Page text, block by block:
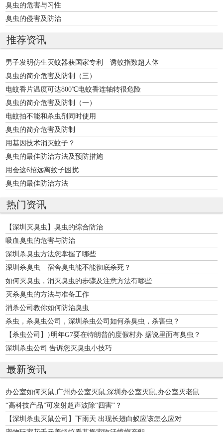
臭虫的危害与习性
臭虫的侵害及防治
推荐资讯
男子发明仿生灭蚊器获国家专利 诱蚊指数超人体
臭虫的简介危害及防制（三）
电蚊香片温度可达800℃电蚊香连轴转很危险
臭虫的简介危害及防制（一）
电蚊拍不能和杀虫剂同时使用
臭虫的简介危害及防制
用基因技术消灭蚊子？
臭虫的最佳防治方法及预防措施
用会这6招远离蚊子困扰
臭虫的最佳防治方法
热门资讯
【深圳灭臭虫】臭虫的综合防治
吸血臭虫的危害与防治
深圳杀臭虫方法您掌握了哪些
深圳杀臭虫—宿舍臭虫能不能彻底杀死？
如何灭臭虫，消灭臭虫的步骤及注意方法有哪些
灭杀臭虫的方法与准备工作
消杀公司教你如何防治臭虫
杀虫，杀臭虫公司，深圳杀虫公司如何杀臭虫，杀害虫？
【杀虫公司】}明年G7要在特朗普的度假村办 据说里面有臭虫？
深圳杀虫公司 告诉您灭臭虫小技巧
最新资讯
办公室如何灭鼠,广州办公室灭鼠,深圳办公室灭鼠,办公室灭老鼠
“高科技产品”可发射超声波除“四害”？
【深圳杀虫灭鼠公司】下雨天 出现长翅白蚁应该怎么应对